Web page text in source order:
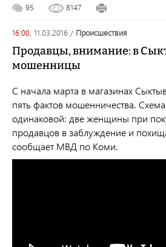
95 8147
16:00, 11.03.2016 / происшествия
Продавцы, внимание: в
мошенницы
С начала марта в магазинах
пять фактов мошенничества.
одинаковой: две женщины при
продавцов в заблуждение и
сообщает МВД по Коми.